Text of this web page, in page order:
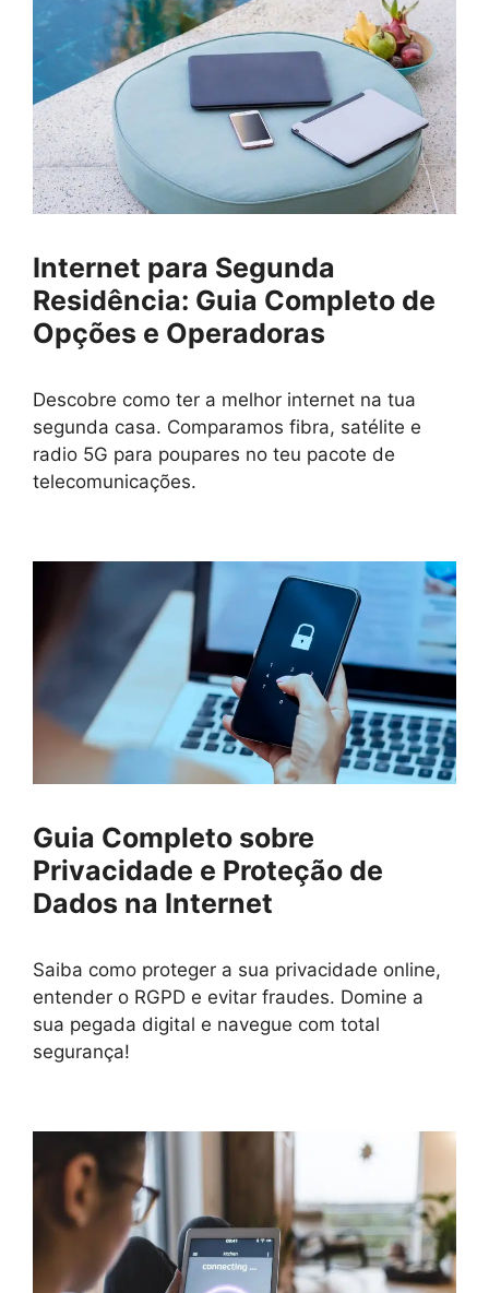
Internet para Segunda
Residência: Guia Completo de
Opções e Operadoras
Descobre como ter a melhor internet na tua
segunda casa. Comparamos fibra, satélite e
radio 5G para poupares no teu pacote de
telecomunicações.
Guia Completo sobre
Privacidade e Proteção de
Dados na Internet
Saiba como proteger a sua privacidade online,
entender o RGPD e evitar fraudes. Domine a
sua pegada digital e navegue com total
segurança!